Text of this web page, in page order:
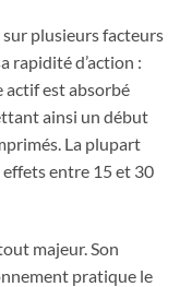
sur plusieurs facteurs
rapidité d’action :
actif est absorbé
ainsi un début
La plupart
entre 15 et 30
majeur. Son
pratique le